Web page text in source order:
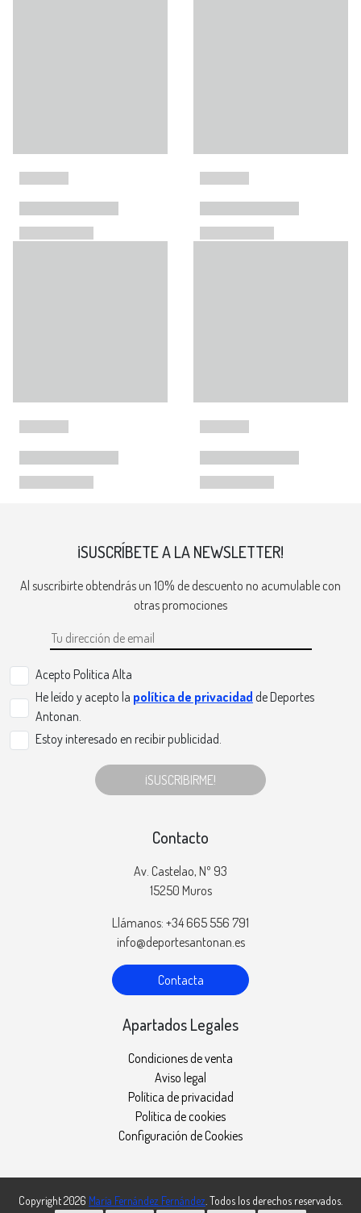
¡SUSCRÍBETE A LA NEWSLETTER!
Al suscribirte obtendrás un 10% de descuento no acumulable con
otras promociones
Acepto Politica Alta
He leído y acepto la política de privacidad de Deportes
Antonan.
Estoy interesado en recibir publicidad.
¡SUSCRIBIRME!
Contacto
Av. Castelao, Nº 93
15250 Muros
Llámanos: +34 665 556 791
info@deportesantonan.es
Contacta
Apartados Legales
Condiciones de venta
Aviso legal
Política de privacidad
Política de cookies
Configuración de Cookies
Copyright 2026 María Fernández Fernández . Todos los derechos reservados.